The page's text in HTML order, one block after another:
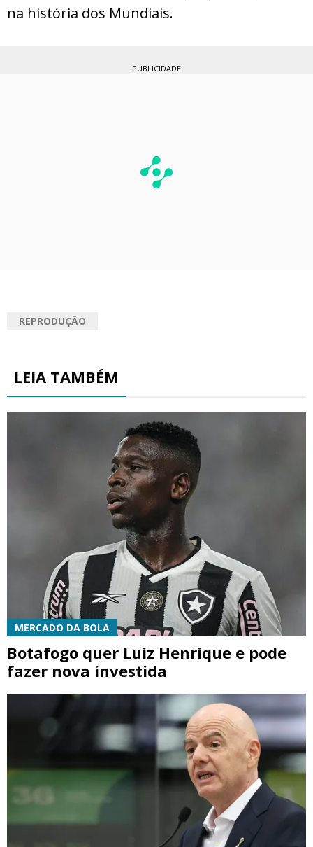
na história dos Mundiais.
PUBLICIDADE
REPRODUÇÃO
LEIA TAMBÉM
MERCADO DA BOLA
Botafogo quer Luiz Henrique e pode
fazer nova investida